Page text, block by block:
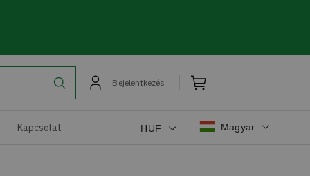
Bejelentkezés
Kapcsolat HUF Magyar